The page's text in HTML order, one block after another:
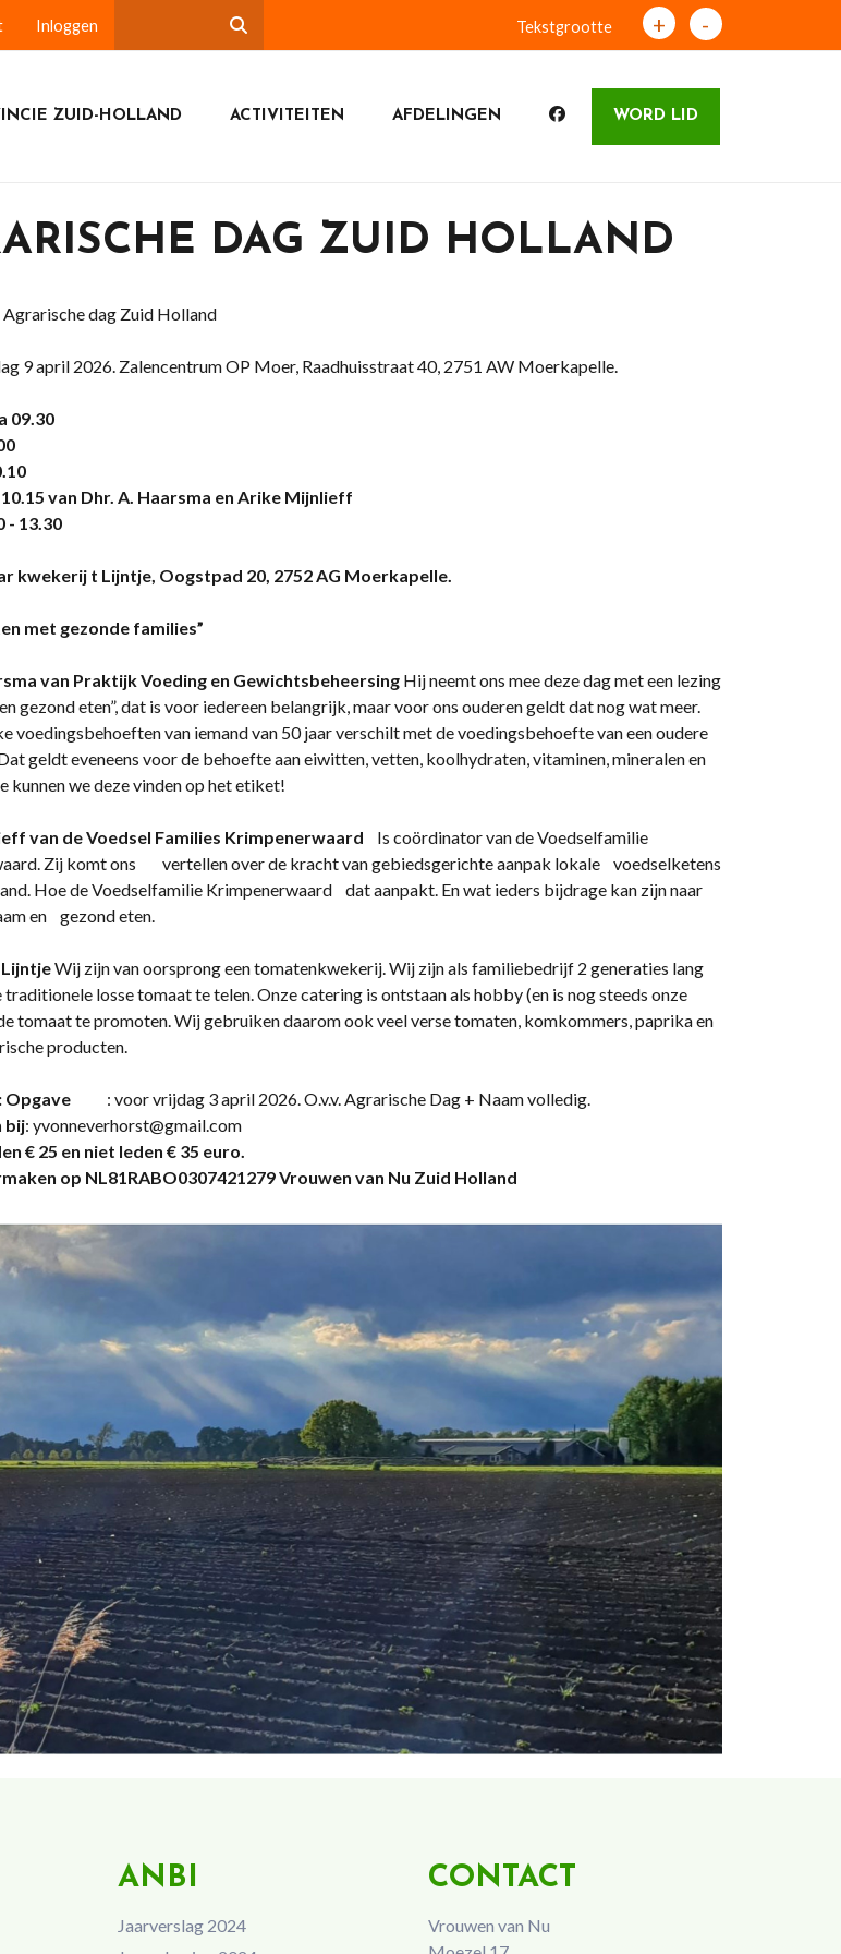
Inloggen Tekstgrootte + -
ZUID-HOLLAND ACTIVITEITEN AFDELINGEN WORD LID
DAG ZUID HOLLAND
dag Zuid Holland
9 april 2026. Zalencentrum OP Moer, Raadhuisstraat 40, 2751 AW Moerkapelle.
09.30
van Dhr. A. Haarsma en Arike Mijnlieff
- 13.30
kwekerij t Lijntje, Oogstpad 20, 2752 AG Moerkapelle.
met gezonde families”
van Praktijk Voeding en GewichtsbeheersingHij neemt ons mee deze dag met een lezing
gezond eten”, dat is voor iedereen belangrijk, maar voor ons ouderen geldt dat nog wat meer.
voedingsbehoeften van iemand van 50 jaar verschilt met de voedingsbehoefte van een oudere
geldt eveneens voor de behoefte aan eiwitten, vetten, koolhydraten, vitaminen, mineralen en
kunnen we deze vinden op het etiket!
van deVoedsel Families Krimpenerwaard
Is coördinator van de Voedselfamilie
Zij komt ons vertellen over de kracht van gebiedsgerichte aanpak lokale voedselketens
Hoe de Voedselfamilie Krimpenerwaard dat aanpakt. En wat ieders bijdrage kan zijn naar
en gezond eten.
Wij zijn van oorsprong een tomatenkwekerij. Wij zijn als familiebedrijf 2 generaties lang
traditionele losse tomaat te telen. Onze catering is ontstaan als hobby (en is nog steeds onze
tomaat te promoten. Wij gebruiken daarom ook veel verse tomaten, komkommers, paprika en
producten.
Opgave : voor vrijdag 3 april 2026. O.v.v. Agrarische Dag + Naam volledig.
bij: yvonneverhorst@gmail.com
€ 25 en niet leden € 35 euro.
op NL81RABO0307421279 Vrouwen van Nu Zuid Holland
ANBI
Jaarverslag 2024
CONTACT
Vrouwen van Nu